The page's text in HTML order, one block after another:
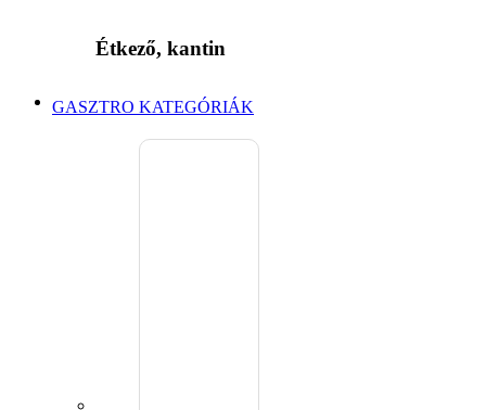
Étkező, kantin
GASZTRO KATEGÓRIÁK